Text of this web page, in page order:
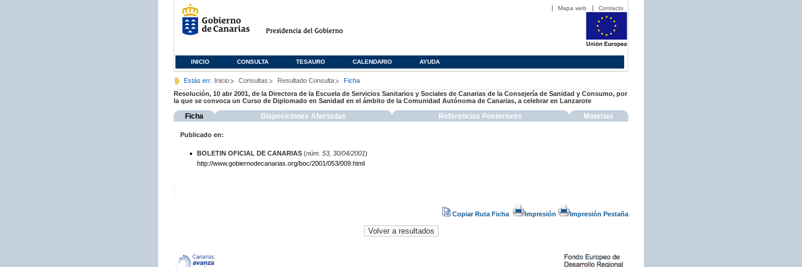
Mapa web Contacto
INICIO CONSULTA TESAURO CALENDARIO AYUDA
Estás en: Inicio Consultas Resultado Consulta
Ficha
Resolución, 10 abr 2001, de la Directora de la Escuela de Servicios Sanitarios y Sociales de Canarias de la Consejería de Sanidad y Consumo, por
la que se convoca un Curso de Diplomado en Sanidad en el ámbito de la Comunidad Autónoma de Canarias, a celebrar en Lanzarote
Ficha Disposiciones Afectadas Referencias Posteriores Materias
Publicado en:
BOLETIN OFICIAL DE CANARIAS(núm. 53, 30/04/2001)
http://www.gobiernodecanarias.org/boc/2001/053/009.html
Copiar Ruta Ficha Impresión Impresión Pestaña